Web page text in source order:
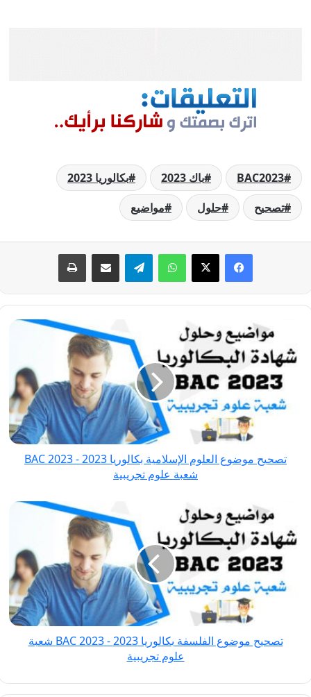
BAC2023 باك 2023
بكالوريا 2023
تصحيح
حلول مواضيع
فيسبوك
‫X واتسابتيلقراممشاركة عبر البريد طباعة
العلوم
الإسلامية
بكالوريا
2023
2023
تجريبية
تصحيح موضوع العلوم الإسلامية بكالوريا 2023 - BAC 2023
شعبة علوم تجريبية
الفلسفة
بكالوريا
2023
شعبة
تصحيح موضوع الفلسفة بكالوريا 2023 - BAC 2023 شعبة
علوم تجريبية